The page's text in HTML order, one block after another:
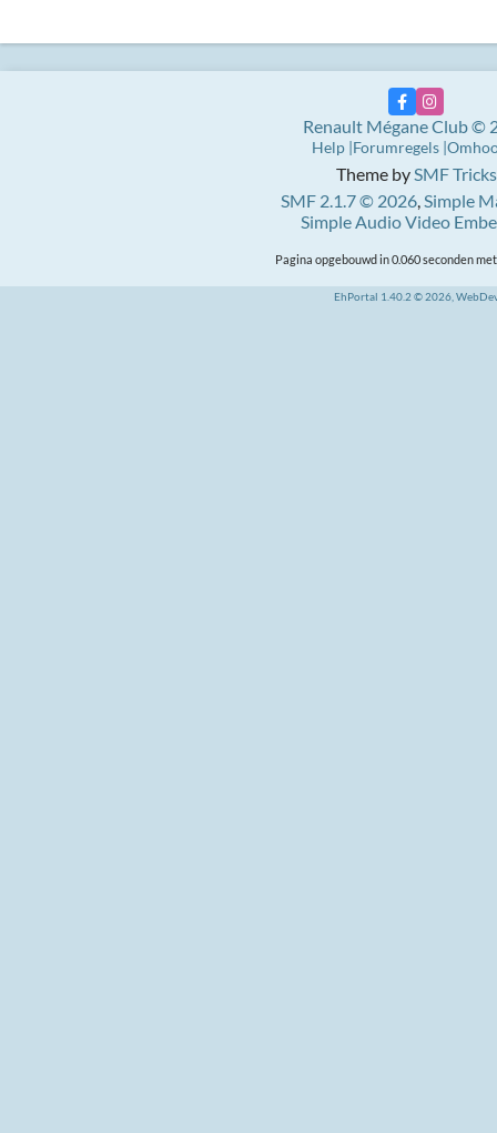
Theme bySMF Tricks
SMF 2.1.7 © 2026,Simple
Simple Audio Video
Renault Mégane Club ©
Help Forumregels
Pagina opgebouwd in 0.060 seconden
EhPortal 1.40.2 © 2026,